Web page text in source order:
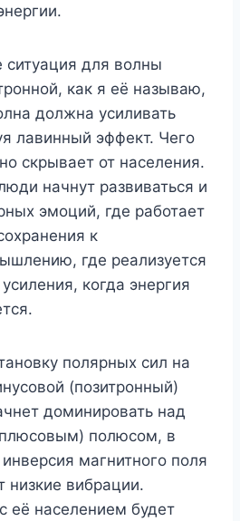
для волны
как я её называю,
должна усиливать
лавинный эффект. Чего
скрывает от населения.
начнут развиваться и
эмоций, где работает
к
где реализуется
когда энергия
полярных сил на
(позитронный)
доминировать над
полюсом, в
магнитного поля
низкие вибрации.
её населением будет